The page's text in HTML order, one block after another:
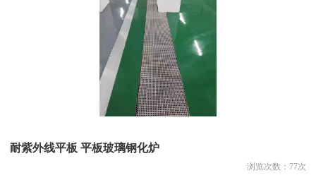
耐紫外线平板 平板玻璃钢化炉
浏览次数： 77次